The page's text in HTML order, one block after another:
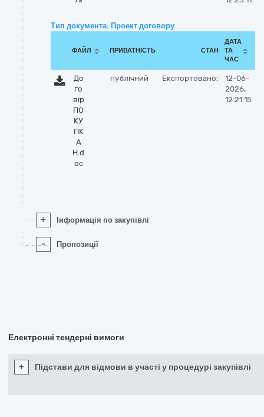
Тип документа: Проект договору
ФАЙЛ ПРИВАТНІСТЬ СТАН
ДАТА
ТА
ЧАС
До
го
вір
ПО
КУ
ПК
А
Н.d
oc
публічний Експортовано:
12-06-
2026,
12:21:15
+ Інформація по закупівлі
- Пропозиції
Електронні тендерні вимоги
+ Підстави для відмови в участі у процедурі закупівлі